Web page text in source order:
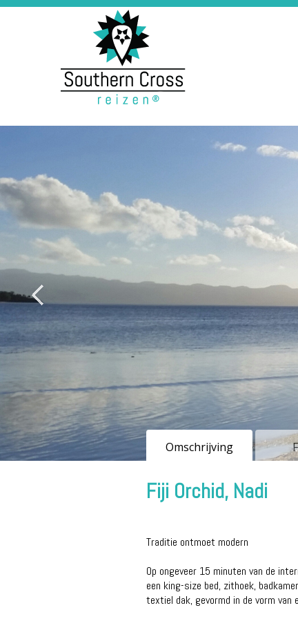
Omschrijving
Fiji Orchid, Nadi
Traditie ontmoet modern
Op ongeveer 15 minuten van de
een king-size bed, zithoek,
textiel dak, gevormd in de vorm